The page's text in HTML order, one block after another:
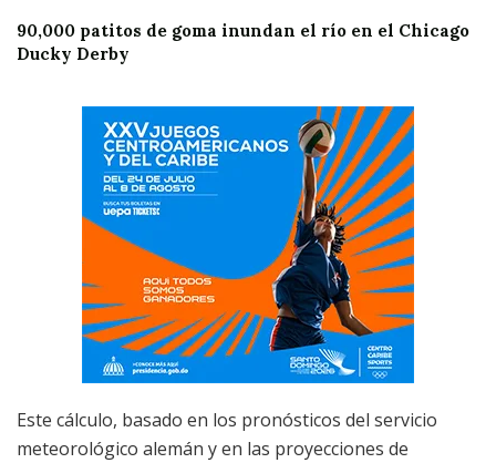
90,000 patitos de goma inundan el río en el Chicago
Ducky Derby
Este cálculo, basado en los pronósticos del servicio
meteorológico alemán y en las proyecciones de